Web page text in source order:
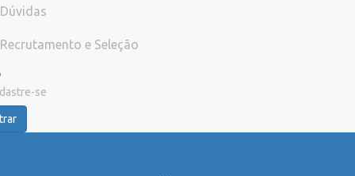
Dúvidas
Recrutamento e Seleção
se